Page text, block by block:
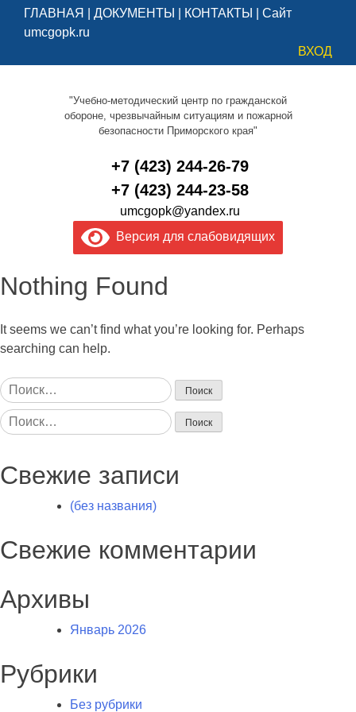
ГЛАВНАЯ ДОКУМЕНТЫ КОНТАКТЫ
Сайт
umcgopk.ru
ВХОД
"Учебно-методический центр по гражданской
обороне, чрезвычайным ситуациям и пожарной
безопасности Приморского края"
+7 (423) 244-26-79
+7 (423) 244-23-58
umcgopk@yandex.ru
Версия для слабовидящих
Nothing Found
It seems we can’t find what you’re looking for. Perhaps
searching can help.
Найти:
Найти:
Свежие записи
(без названия)
Свежие комментарии
Архивы
Январь 2026
Рубрики
Без рубрики